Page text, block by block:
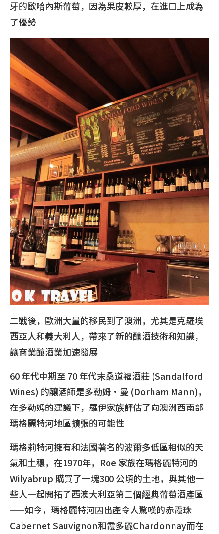
牙的歐哈內斯葡萄，因為果皮較厚，在進口上成為
了優勢
二戰後，歐洲大量的移民到了澳洲，尤其是克羅埃
西亞人和義大利人，帶來了新的釀酒技術和知識，
讓商業釀酒業加速發展
60 年代中期至 70 年代末桑道福酒莊 (Sandalford
Wines) 的釀酒師是多勒姆·曼 (Dorham Mann)，
在多勒姆的建議下，羅伊家族評估了向澳洲西南部
瑪格麗特河地區擴張的可能性
瑪格莉特河擁有和法國著名的波爾多低區相似的天
氣和土穰，在1970年，Roe 家族在瑪格麗特河的
Wilyabrup 購買了一塊300 公頃的土地，與其他一
些人一起開拓了西澳大利亞第二個經典葡萄酒產區
——如今，瑪格麗特河因出產令人驚嘆的赤霞珠
Cabernet Sauvignon和霞多麗Chardonnay而在